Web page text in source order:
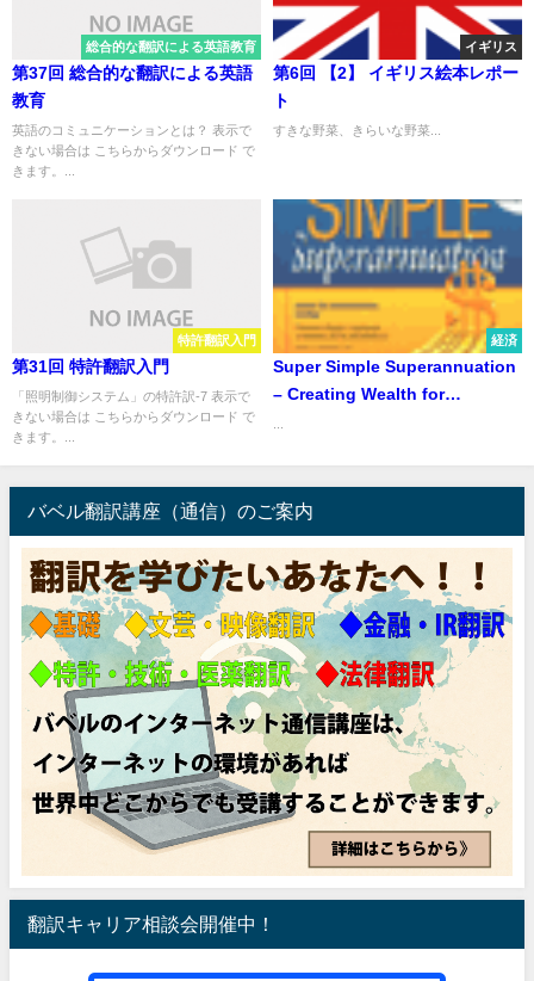
総合的な翻訳による英語教育
第37回 総合的な翻訳による英語
教育
英語のコミュニケーションとは？ 表示で
きない場合は こちらからダウンロード で
きます。...
イギリス
第6回 【2】 イギリス絵本レポー
ト
すきな野菜、きらいな野菜...
特許翻訳入門
第31回 特許翻訳入門
「照明制御システム」の特許訳-7 表示で
きない場合は こちらからダウンロード で
きます。...
経済
Super Simple Superannuation
– Creating Wealth for
リアの退職年金制度― 2001年
バベル翻訳講座（通信）のご案内
翻訳キャリア相談会開催中！